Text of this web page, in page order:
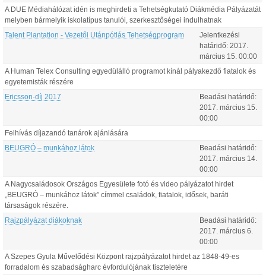
A DUE Médiahálózat idén is meghirdeti a Tehetségkutató Diákmédia Pályázatát
melyben bármelyik iskolatípus tanulói, szerkesztőségei indulhatnak
Talent Plantation - Vezetői Utánpótlás Tehetségprogram
Jelentkezési
határidő: 2017.
március 15 00:00
A Human Telex Consulting egyedülálló programot kínál pályakezdő fiatalok és
egyetemisták részére
Ericsson-díj 2017
Beadási határidő:
2017. március 15
00:00
Felhívás díjazandó tanárok ajánlására
BEUGRÓ – munkához látok
Beadási határidő:
2017. március 14
00:00
A Nagycsaládosok Országos Egyesülete fotó és video pályázatot hirdet
„BEUGRÓ – munkához látok” címmel családok, fiatalok, idősek, baráti
társaságok részére.
Rajzpályázat diákoknak
Beadási határidő:
2017. március 6
00:00
A Szepes Gyula Művelődési Központ rajzpályázatot hirdet az 1848-49-es
forradalom és szabadságharc évfordulójának tiszteletére